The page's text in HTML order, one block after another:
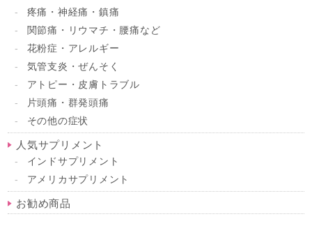
疼痛・神経痛・鎮痛
関節痛・リウマチ・腰痛など
花粉症・アレルギー
気管支炎・ぜんそく
アトピー・皮膚トラブル
片頭痛・群発頭痛
その他の症状
人気サプリメント
インドサプリメント
アメリカサプリメント
お勧め商品